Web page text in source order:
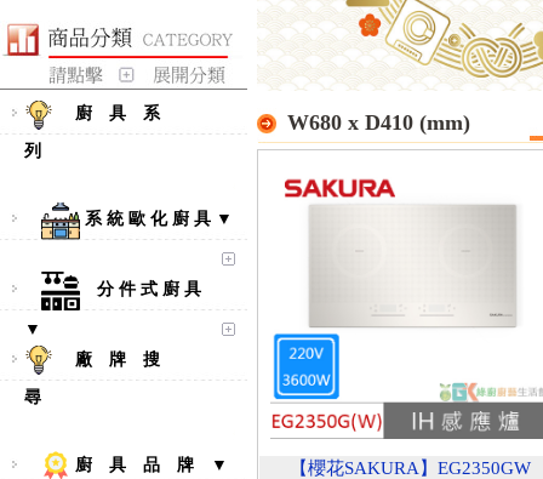
廚 具 系
列
系 統 歐 化 廚 具 ▼
分 件 式 廚 具
▼
廠 牌 搜
尋
廚 具 品 牌 ▼
W680 x D410 (mm)
【櫻花SAKURA】EG2350GW